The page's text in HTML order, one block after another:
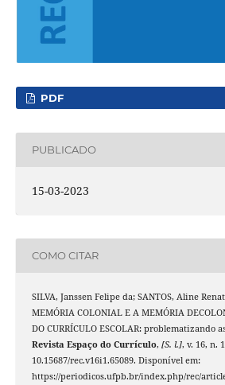
PDF
PUBLICADO
15-03-2023
COMO CITAR
SILVA, Janssen Felipe da; SANTOS, Aline
MEMÓRIA COLONIAL E A MEMÓRIA
DO CURRÍCULO ESCOLAR: problematizando
Revista Espaço do Currículo, [S. l.], v. 16, n.
10.15687/rec.v16i1.65089. Disponível em:
https://periodicos.ufpb.br/index.php/rec/